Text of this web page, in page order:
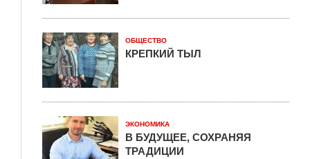
ОБЩЕСТВО
КРЕПКИЙ ТЫЛ
ЭКОНОМИКА
В БУДУЩЕЕ, СОХРАНЯЯ
ТРАДИЦИИ